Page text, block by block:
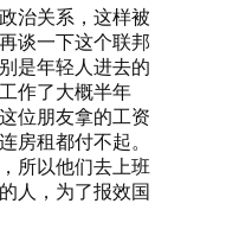
治关系，这样被
谈一下这个联邦
是年轻人进去的
作了大概半年
位朋友拿的工资
房租都付不起。
所以他们去上班
人，为了报效国